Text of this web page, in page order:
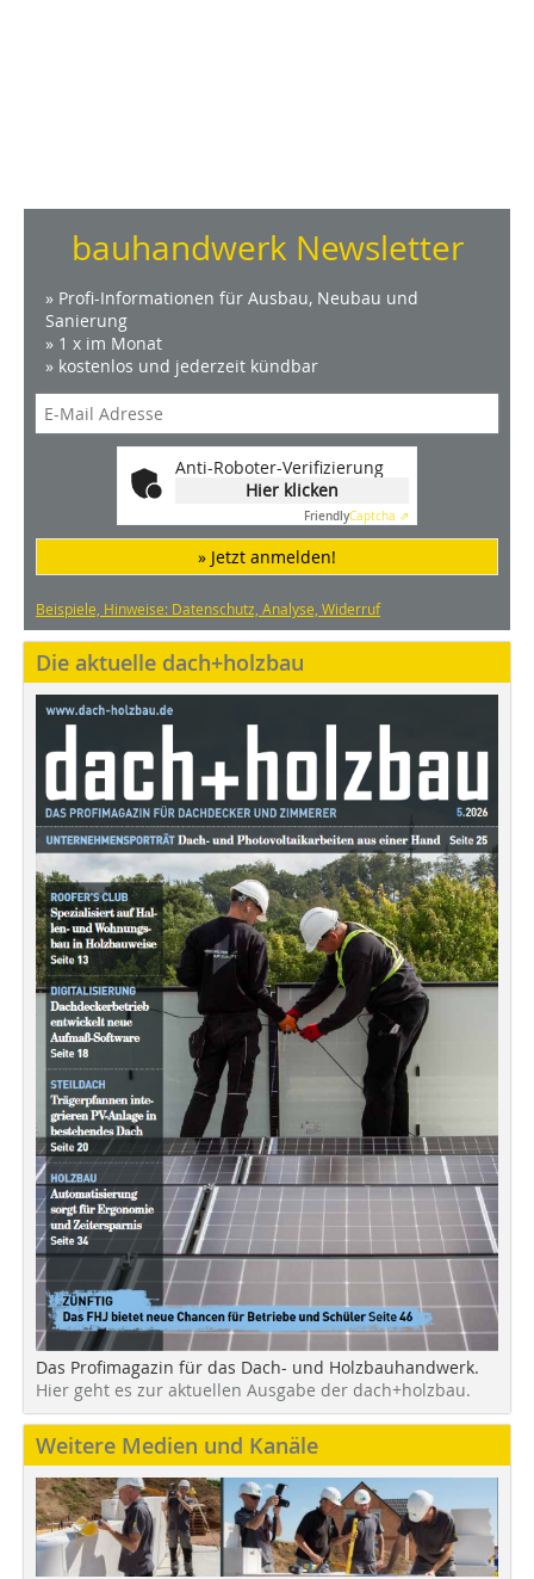
bauhandwerk Newsletter
» Profi-Informationen für Ausbau, Neubau und
Sanierung
» 1 x im Monat
» kostenlos und jederzeit kündbar
Anti-Roboter-Verifizierung
Hier klicken
FriendlyCaptcha ⇗
» Jetzt anmelden!
Beispiele, Hinweise: Datenschutz, Analyse, Widerruf
Die aktuelle dach+holzbau
Das Profimagazin für das Dach- und Holzbauhandwerk.
Hier geht es zur aktuellen Ausgabe der dach+holzbau.
Weitere Medien und Kanäle